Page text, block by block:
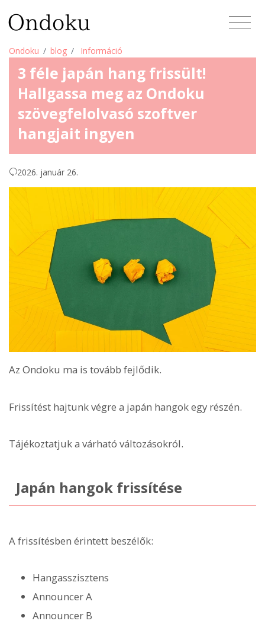
Ondoku blog Információ
3 féle japán hang frissült!
Hallgassa meg az Ondoku
szövegfelolvasó szoftver
hangjait ingyen
2026. január 26.
Az Ondoku ma is tovább fejlődik.
Frissítést hajtunk végre a japán hangok egy részén.
Tájékoztatjuk a várható változásokról.
Japán hangok frissítése
A frissítésben érintett beszélők:
Hangasszisztens
Announcer A
Announcer B